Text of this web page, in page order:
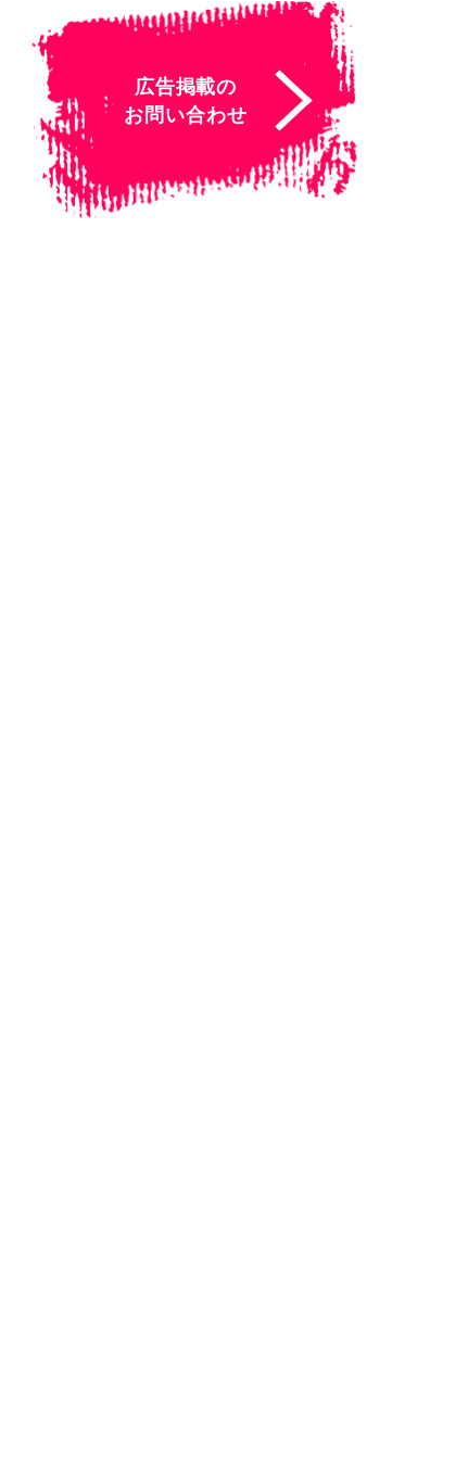
広告掲載の
お問い合わせ